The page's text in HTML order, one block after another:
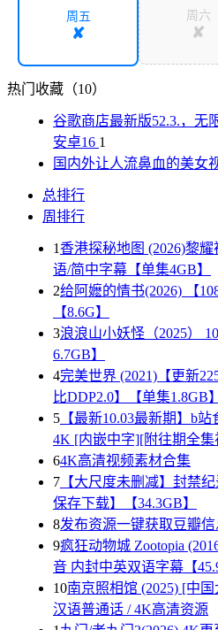
周五
✘
周六
✘
热门收藏（10）
谷歌商店最新版52.3.，无
安卓16 1
国内外让人流鼻血的美女
总排行
周排行
1 香港探秘地图 (2026)黎
语/简中字幕【单集4GB】
2给阿嬷的情书(2026) 【
【8.6G】
3浪浪山小妖怪（2025）
6.7GB】
4完美世界 (2021)【更新
比DDP2.0】【单集1.8GB】
5 【最新10.03最新期】b
4K [内嵌中字][附往期全集
64K高清视频素材合集
7 【大尺度未删减】封禁
保存下载】【34.3GB】
8发布资源一键获取豆瓣
9疯狂动物城 Zootopia
音 内封中英双语字幕【
10南京照相馆 (2025) [中
汉语普通话 / 4K高清资源